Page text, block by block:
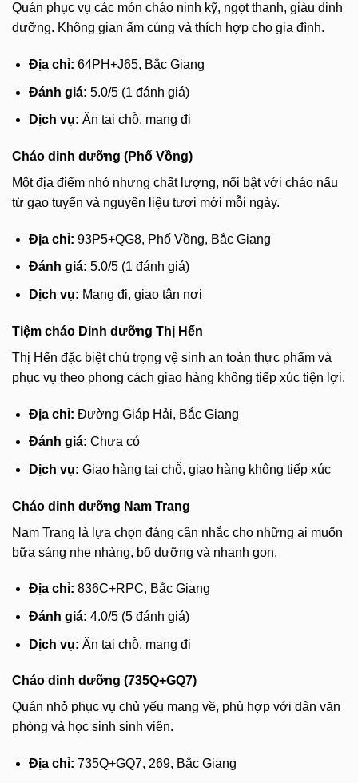
Quán phục vụ các món cháo ninh kỹ, ngọt thanh, giàu dinh
dưỡng. Không gian ấm cúng và thích hợp cho gia đình.
Địa chỉ: 64PH+J65, Bắc Giang
Đánh giá: 5.0/5 (1 đánh giá)
Dịch vụ: Ăn tại chỗ, mang đi
Cháo dinh dưỡng (Phố Vồng)
Một địa điểm nhỏ nhưng chất lượng, nổi bật với cháo nấu
từ gạo tuyển và nguyên liệu tươi mới mỗi ngày.
Địa chỉ: 93P5+QG8, Phố Vồng, Bắc Giang
Đánh giá: 5.0/5 (1 đánh giá)
Dịch vụ: Mang đi, giao tận nơi
Tiệm cháo Dinh dưỡng Thị Hến
Thị Hến đặc biệt chú trọng vệ sinh an toàn thực phẩm và
phục vụ theo phong cách giao hàng không tiếp xúc tiện lợi.
Địa chỉ: Đường Giáp Hải, Bắc Giang
Đánh giá: Chưa có
Dịch vụ: Giao hàng tại chỗ, giao hàng không tiếp xúc
Cháo dinh dưỡng Nam Trang
Nam Trang là lựa chọn đáng cân nhắc cho những ai muốn
bữa sáng nhẹ nhàng, bổ dưỡng và nhanh gọn.
Địa chỉ: 836C+RPC, Bắc Giang
Đánh giá: 4.0/5 (5 đánh giá)
Dịch vụ: Ăn tại chỗ, mang đi
Cháo dinh dưỡng (735Q+GQ7)
Quán nhỏ phục vụ chủ yếu mang về, phù hợp với dân văn
phòng và học sinh sinh viên.
Địa chỉ: 735Q+GQ7, 269, Bắc Giang